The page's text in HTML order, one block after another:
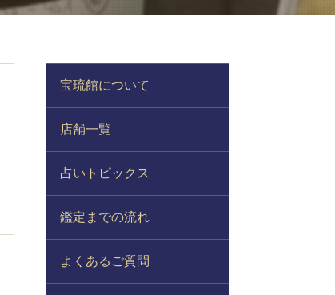
宝琉館について
店舗一覧
占いトピックス
鑑定までの流れ
よくあるご質問